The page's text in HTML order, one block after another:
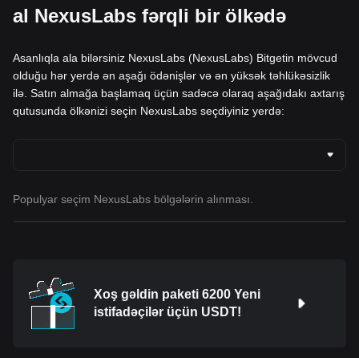
al NexusLabs fərqli bir ölkədə
Asanlıqla ala bilərsiniz NexusLabs (NexusLabs) Bitgetin mövcud
olduğu hər yerdə ən aşağı ödənişlər və ən yüksək təhlükəsizlik
ilə. Satın almağa başlamaq üçün sadəcə olaraq aşağıdakı axtarış
qutusunda ölkənizi seçin NexusLabs seçdiyiniz yerdə:
Populyar seçim NexusLabs bölgələrin alınması.
Xoş gəldin paketi 6200 Yeni
istifadəçilər üçün USDT!